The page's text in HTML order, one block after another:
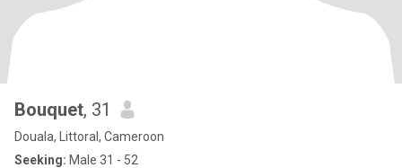
Bouquet, 31
Douala, Littoral, Cameroon
Seeking: Male 31 - 52